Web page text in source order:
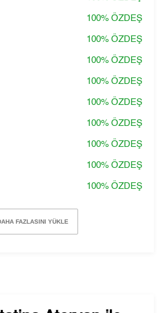
100% ÖZDEŞ
100% ÖZDEŞ
100% ÖZDEŞ
100% ÖZDEŞ
100% ÖZDEŞ
100% ÖZDEŞ
100% ÖZDEŞ
100% ÖZDEŞ
100% ÖZDEŞ
FAZLASINI YÜKLE